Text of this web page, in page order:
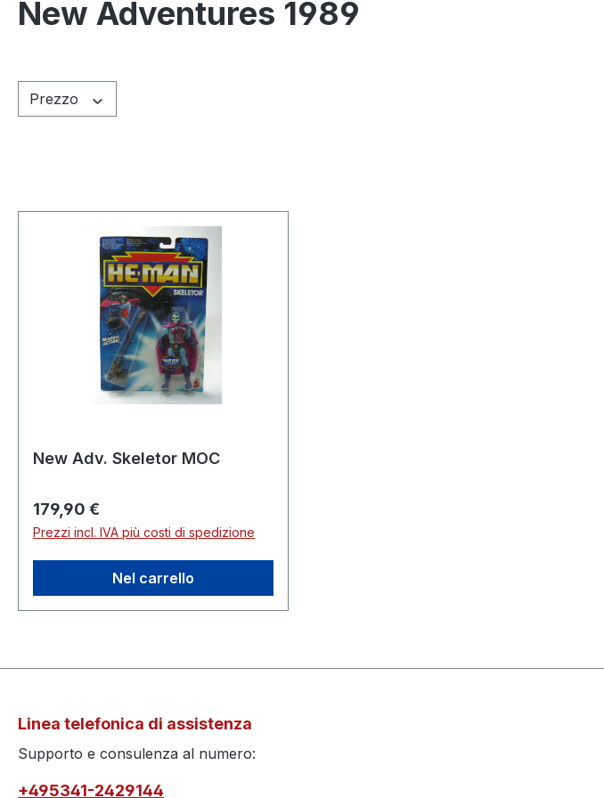
New Adventures 1989
Prezzo
New Adv. Skeletor MOC
Prezzo normale:
179,90 €
Prezzi incl. IVA più costi di spedizione
Nel carrello
Linea telefonica di assistenza
Supporto e consulenza al numero:
+495341-2429144